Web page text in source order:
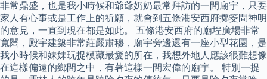
非常鼎盛，也是我小時候和爺爺奶奶最常拜訪的一間廟宇，只要
家人有心事或是工作上的祈願，就會到五條港安西府擲筊問神明
的意見，一直到現在都是如此。 五條港安西府的廟埕廣場非常
寬闊，殿宇建築非常莊嚴肅穆，廟宇旁邊還有一座小型花園，是
我小時候和妹妹玩捉模藏最愛的所在，我想外地人應該很難想像
在這樣偏遠的鄉間之中，有著這樣一間宏偉的廟宇。 特別一提